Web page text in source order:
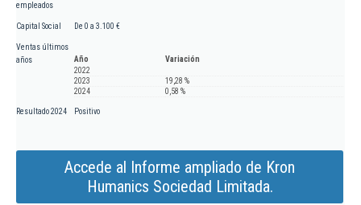
empleados
Capital Social De 0 a 3.100 €
Ventas últimos
años
Año
Variación
2022
2023
19,28 %
2024
0,58 %
Resultado 2024 Positivo
Accede al Informe ampliado de Kron
Humanics Sociedad Limitada.